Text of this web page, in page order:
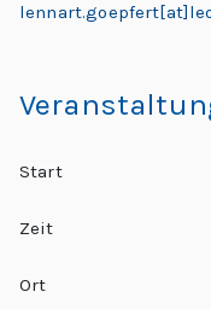
Start
Zeit
Ort